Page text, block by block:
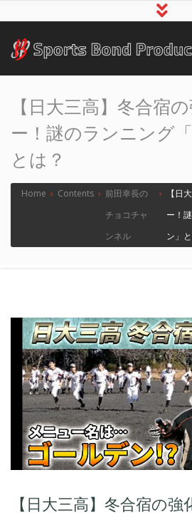
アスリート事務所ス
【日大三高】冬合宿
ー！謎のランニング
とは？
Home › Contents › 前田幸長の
チョコチャ
ンネル
›
【日
ー！
ン」
【日大三高】冬合宿の